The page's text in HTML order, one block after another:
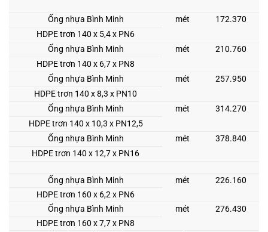
Ống nhựa Bình Minh mét
172.370
HDPE trơn 140 x 5,4 x PN6
Ống nhựa Bình Minh
mét
210.760
HDPE trơn 140 x 6,7 x PN8
Ống nhựa Bình Minh
mét
257.950
HDPE trơn 140 x 8,3 x PN10
Ống nhựa Bình Minh
mét
314.270
HDPE trơn 140 x 10,3 x PN12,5
Ống nhựa Bình Minh
mét
378.840
HDPE trơn 140 x 12,7 x PN16
Ống nhựa Bình Minh mét
226.160
HDPE trơn 160 x 6,2 x PN6
Ống nhựa Bình Minh
mét
276.430
HDPE trơn 160 x 7,7 x PN8